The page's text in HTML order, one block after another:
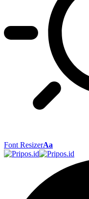
Font ResizerAa